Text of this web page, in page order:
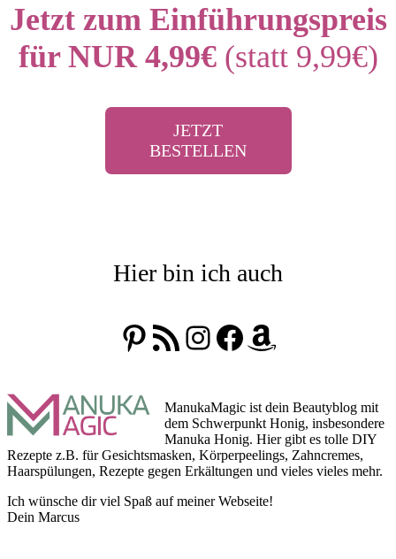
Jetzt zum Einführungspreis
für NUR 4,99€ (statt 9,99€)
JETZT
BESTELLEN
Hier bin ich auch
Pinterest
RSS-FeedInstagram
Facebook
Amazon
ManukaMagic ist dein Beautyblog mit
dem Schwerpunkt Honig, insbesondere
Manuka Honig. Hier gibt es tolle DIY
Rezepte z.B. für Gesichtsmasken, Körperpeelings, Zahncremes,
Haarspülungen, Rezepte gegen Erkältungen und vieles vieles mehr.
Ich wünsche dir viel Spaß auf meiner Webseite!
Dein Marcus